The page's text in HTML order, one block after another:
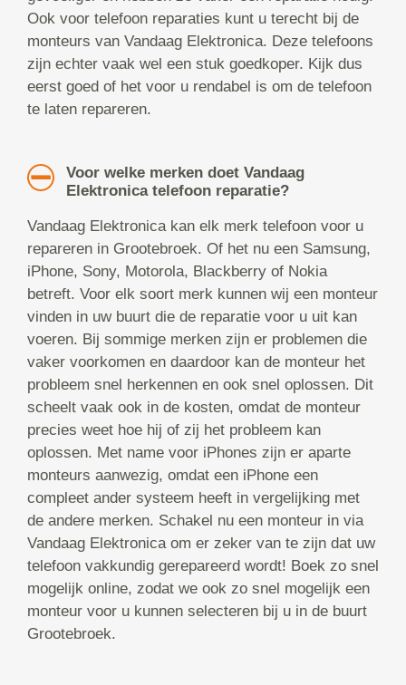
Ook voor telefoon reparaties kunt u terecht bij de
monteurs van Vandaag Elektronica. Deze telefoons
zijn echter vaak wel een stuk goedkoper. Kijk dus
eerst goed of het voor u rendabel is om de telefoon
te laten repareren.
Voor welke merken doet Vandaag
Elektronica telefoon reparatie?
Vandaag Elektronica kan elk merk telefoon voor u
repareren in Grootebroek. Of het nu een Samsung,
iPhone, Sony, Motorola, Blackberry of Nokia
betreft. Voor elk soort merk kunnen wij een monteur
vinden in uw buurt die de reparatie voor u uit kan
voeren. Bij sommige merken zijn er problemen die
vaker voorkomen en daardoor kan de monteur het
probleem snel herkennen en ook snel oplossen. Dit
scheelt vaak ook in de kosten, omdat de monteur
precies weet hoe hij of zij het probleem kan
oplossen. Met name voor iPhones zijn er aparte
monteurs aanwezig, omdat een iPhone een
compleet ander systeem heeft in vergelijking met
de andere merken. Schakel nu een monteur in via
Vandaag Elektronica om er zeker van te zijn dat uw
telefoon vakkundig gerepareerd wordt! Boek zo snel
mogelijk online, zodat we ook zo snel mogelijk een
monteur voor u kunnen selecteren bij u in de buurt
Grootebroek.